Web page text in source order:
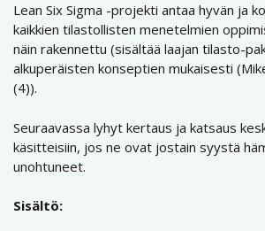
Lean Six Sigma -projekti antaa hyvän ja
kaikkien tilastollisten menetelmien
näin rakennettu (sisältää laajan tilasto-
alkuperäisten konseptien mukaisesti
(4)).
Seuraavassa lyhyt kertaus ja katsaus
käsitteisiin, jos ne ovat jostain syystä
unohtuneet.
Sisältö: